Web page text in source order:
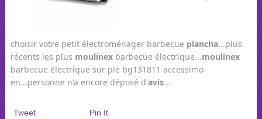
choisir votre petit électroménager barbecue plancha...plus
récents les plus moulinexbarbecue électrique...moulinex
barbecue électrique sur pie bg131811 accessimo
en...personne n'a encore déposé d'avis...
Tweet Pin It